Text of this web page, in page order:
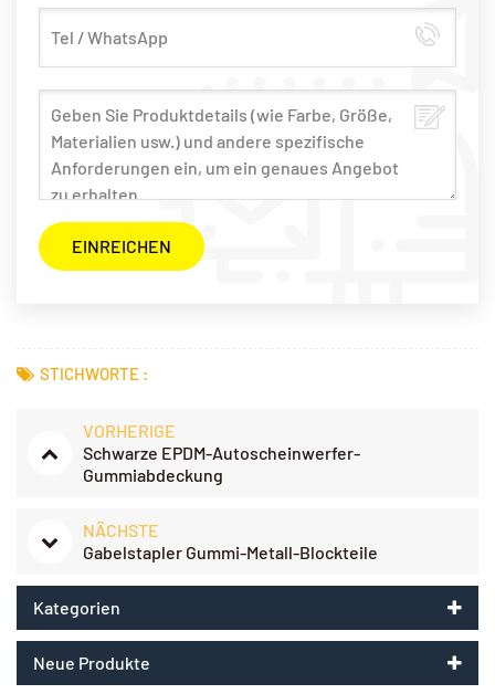
STICHWORTE :
VORHERIGE
Schwarze EPDM-Autoscheinwerfer-
Gummiabdeckung
NÄCHSTE
Gabelstapler Gummi-Metall-Blockteile
Kategorien
Neue Produkte